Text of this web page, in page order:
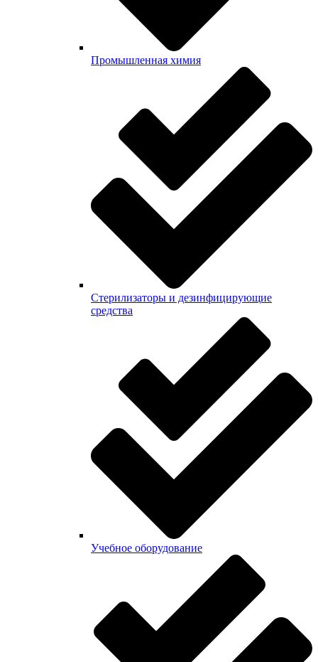
Промышленная химия
Стерилизаторы и дезинфицирующие
средства
Учебное оборудование